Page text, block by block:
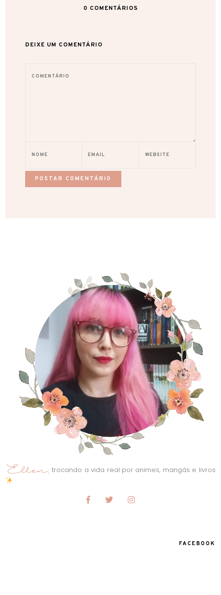
0 COMENTÁRIOS
DEIXE UM COMENTÁRIO
trocando a vida real por animes, mangás e livros
FACEBOOK